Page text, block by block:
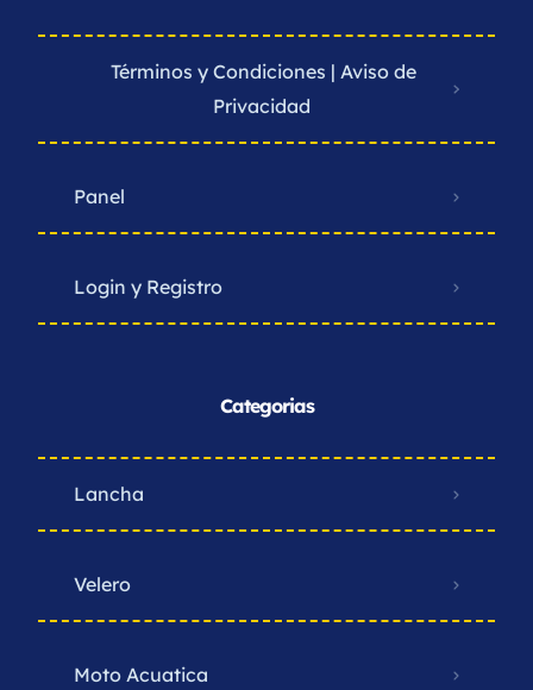
Términos y Condiciones | Aviso de
Privacidad ​
Panel
Login y Registro
Categorias
Lancha
Velero
Moto Acuatica